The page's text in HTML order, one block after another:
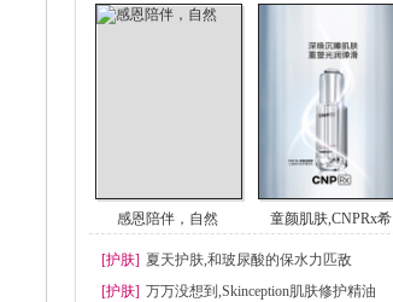
感恩陪伴，自然 童颜肌肤,CNPRx希
[护肤] 夏天护肤,和玻尿酸的保水力匹敌
[护肤] 万万没想到,Skinception肌肤修护精油